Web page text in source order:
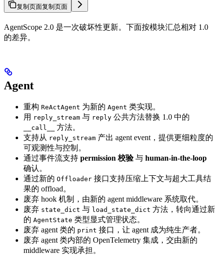
复制页面复制页面
AgentScope 2.0 是一次破坏性更新。下面按模块汇总相对 1.0
的差异。
Agent
重构 ReActAgent 为新的 Agent 类实现。
用 reply_stream 与 reply 公共方法替换 1.0 中的
__call__
方法。
支持从 reply_stream 产出 agent event，提供更细粒度的
可观测性与控制。
通过事件流支持 permission 校验与 human-in-the-loop
确认。
通过新的 Offloader 接口支持压缩上下文与超大工具结
果的 offload。
废弃 hook 机制，由新的 agent middleware 系统取代。
废弃 state_dict 与 load_state_dict 方法，转向通过新
的 AgentState 类型显式管理状态。
废弃 agent 类的 print 接口，让 agent 成为纯生产者。
废弃 agent 类内部的 OpenTelemetry 集成，交由新的
middleware 实现承担。